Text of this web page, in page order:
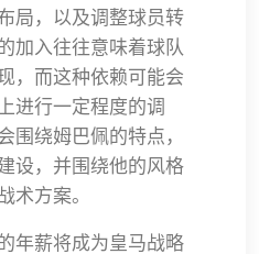
局，以及调整球员转
加入往往意味着球队
，而这种依赖可能会
进行一定程度的调
围绕姆巴佩的特点，
设，并围绕他的风格
术方案。
年薪将成为皇马战略